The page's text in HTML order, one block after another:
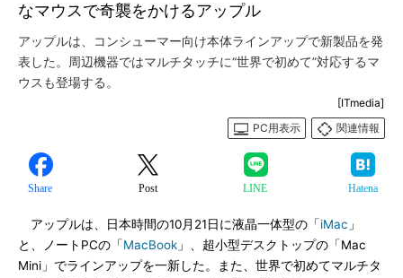
なマウスで奇襲をかけるアップル
アップルは、コンシューマー向け本体ラインアップで新製品を発
表した。周辺機器ではマルチタッチに“世界で初めて”対応するマ
ウスも登場する。
[ITmedia]
PC用表示
関連情報
Share Post LINE Hatena
アップルは、日本時間の10月21日に液晶一体型の「iMac 」
と、ノートPCの「MacBook 」、超小型デスクトップの「Mac
Mini」でラインアップを一新した。また、世界で初めてマルチタ